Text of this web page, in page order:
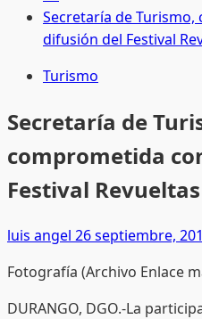
Secretaría de
difusión del Festival
Turismo
Secretaría de
comprometida
Festival Revueltas
luis angel 26 septiembre,
Fotografía (Archivo Enlace
DURANGO, DGO.-La